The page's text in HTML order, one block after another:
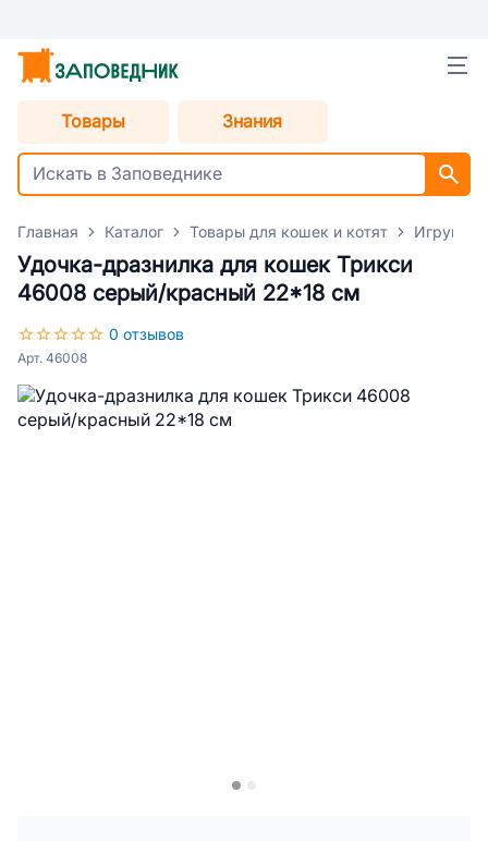
Товары Знания
Главная Каталог Товары для кошек и котят Игрушки
Удочка-дразнилка для кошек Трикси
46008 серый/красный 22*18 см
0 отзывов
Арт. 46008